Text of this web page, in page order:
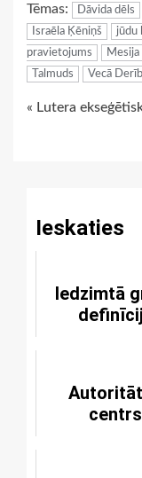
Tēmas: Dāvida dēls
Israēla Ķēniņš
jūdu
pravietojums
Mesija
Talmuds
Vecā
Continue
« Lutera
Ieskaties
Iedzimtā
centrs